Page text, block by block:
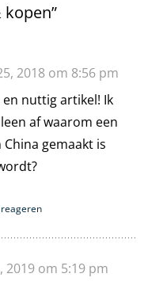
kopen”
2018 om 8:56 pm
nuttig artikel! Ik
af waarom een
gemaakt is
2019 om 5:19 pm